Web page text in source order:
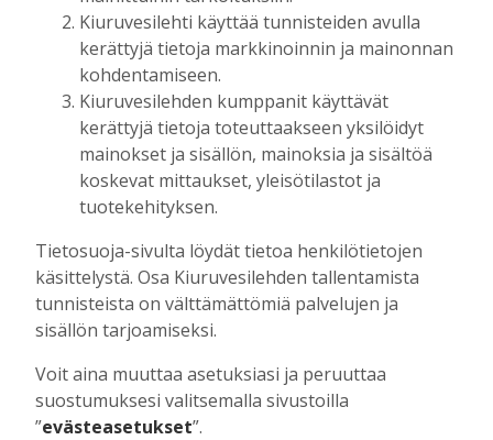
Kiuruvedellä
Tilaajille
Hanna Soini
HYVÄNTEKEVÄISYYS,TYÖLLISYYS
LähiTapiola Idältä 1500 euroa
Kiuruveden 4H-yhdistykselle –
lahjoituksella tuetaan nuorten
yrittäjyyttä
Tilaajille
Aku Laatikainen
17.4.2025 12:00
aiemmat
Kiuruvesilehti käyttää tunnisteiden avulla
kerättyjä tietoja markkinoinnin ja mainonnan
kohdentamiseen.
Kiuruvesilehden kumppanit käyttävät
kerättyjä tietoja toteuttaakseen yksilöidyt
mainokset ja sisällön, mainoksia ja sisältöä
koskevat mittaukset, yleisötilastot ja
tuotekehityksen.
Tietosuoja-sivulta löydät tietoa henkilötietojen
käsittelystä. Osa Kiuruvesilehden tallentamista
tunnisteista on välttämättömiä palvelujen ja
sisällön tarjoamiseksi.
Voit aina muuttaa asetuksiasi ja peruuttaa
suostumuksesi valitsemalla sivustoilla
”evästeasetukset”.